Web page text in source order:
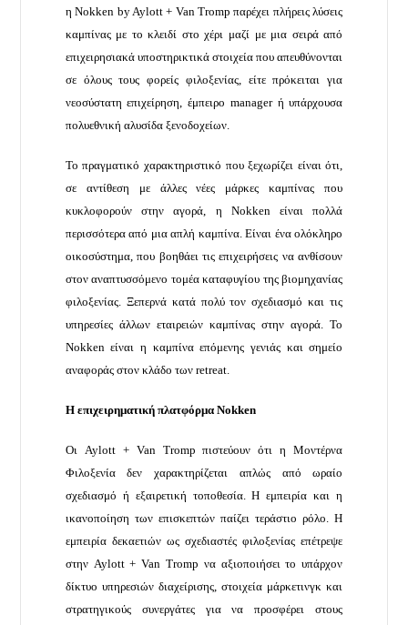
η Nokken by Aylott + Van Tromp παρέχει πλήρεις λύσεις
καμπίνας με το κλειδί στο χέρι μαζί με μια σειρά από
επιχειρησιακά υποστηρικτικά στοιχεία που απευθύνονται
σε όλους τους φορείς φιλοξενίας, είτε πρόκειται για
νεοσύστατη επιχείρηση, έμπειρο manager ή υπάρχουσα
πολυεθνική αλυσίδα ξενοδοχείων.
Το πραγματικό χαρακτηριστικό που ξεχωρίζει είναι ότι,
σε αντίθεση με άλλες νέες μάρκες καμπίνας που
κυκλοφορούν στην αγορά, η Nokken είναι πολλά
περισσότερα από μια απλή καμπίνα. Είναι ένα ολόκληρο
οικοσύστημα, που βοηθάει τις επιχειρήσεις να ανθίσουν
στον αναπτυσσόμενο τομέα καταφυγίου της βιομηχανίας
φιλοξενίας. Ξεπερνά κατά πολύ τον σχεδιασμό και τις
υπηρεσίες άλλων εταιρειών καμπίνας στην αγορά. Το
Nokken είναι η καμπίνα επόμενης γενιάς και σημείο
αναφοράς στον κλάδο των retreat.
Η επιχειρηματική πλατφόρμα Nokken
Οι Aylott + Van Tromp πιστεύουν ότι η Μοντέρνα
Φιλοξενία δεν χαρακτηρίζεται απλώς από ωραίο
σχεδιασμό ή εξαιρετική τοποθεσία. Η εμπειρία και η
ικανοποίηση των επισκεπτών παίζει τεράστιο ρόλο. Η
εμπειρία δεκαετιών ως σχεδιαστές φιλοξενίας επέτρεψε
στην Aylott + Van Tromp να αξιοποιήσει το υπάρχον
δίκτυο υπηρεσιών διαχείρισης, στοιχεία μάρκετινγκ και
στρατηγικούς συνεργάτες για να προσφέρει στους